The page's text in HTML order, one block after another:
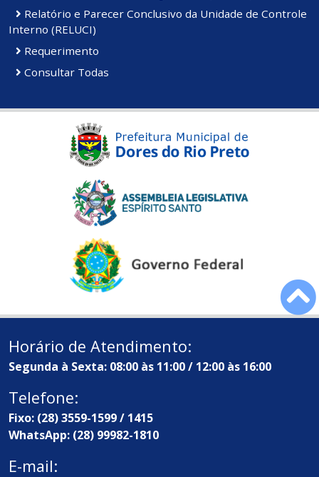
Relatório e Parecer Conclusivo da Unidade de Controle
Interno (RELUCI)
Requerimento
Consultar Todas
Horário de Atendimento:
Segunda à Sexta: 08:00 às 11:00 / 12:00 às 16:00
Telefone:
Fixo: (28) 3559-1599 / 1415
WhatsApp: (28) 99982-1810
E-mail: